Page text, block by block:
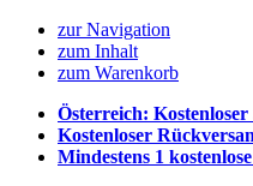
zur Navigation
zum Inhalt
zum Warenkorb
Österreich:
Kostenloser
Mindestens 1